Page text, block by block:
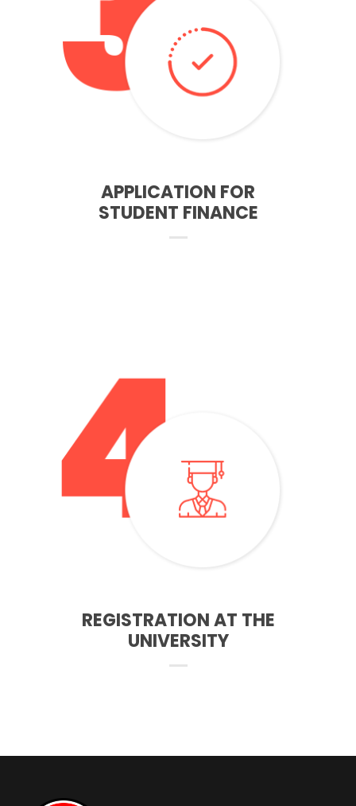
APPLICATION FOR
STUDENT FINANCE
maintenance allowance depending on your
– All you need is an National Insurance Number and
addresses from last 3 years
– After completing the application we will tell you what
REGISTRATION AT THE
UNIVERSITY
– You must register at the university about 2 weeks before
starting your course. You will need to confirm your details
and accept the course that you will study